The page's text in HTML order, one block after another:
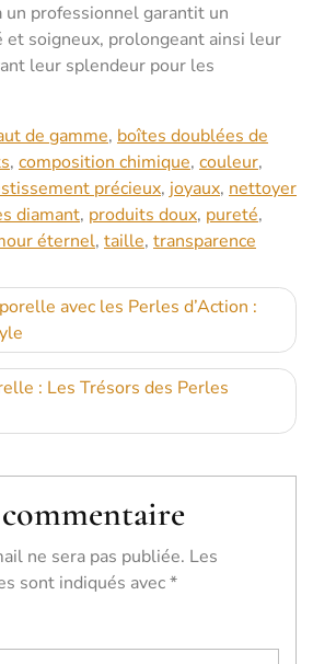
un professionnel garantit un
soigneux, prolongeant ainsi leur
leur splendeur pour les
de gamme, boîtes doublées de
, composition chimique, couleur,
précieux, joyaux, nettoyer
diamant, produits doux, pureté,
éternel, taille, transparence
avec les Perles d’Action :
: Les Trésors des Perles
ne sera pas publiée. Les
sont indiqués avec*